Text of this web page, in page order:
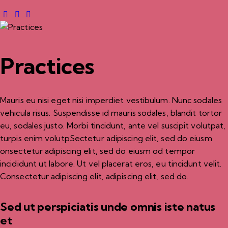
Practices
Mauris eu nisi eget nisi imperdiet vestibulum. Nunc sodales
vehicula risus. Suspendisse id mauris sodales, blandit tortor
eu, sodales justo. Morbi tincidunt, ante vel suscipit volutpat,
turpis enim volutpSectetur adipiscing elit, sed do eiusm
onsectetur adipiscing elit, sed do eiusm od tempor
incididunt ut labore. Ut vel placerat eros, eu tincidunt velit.
Consectetur adipiscing elit, adipiscing elit, sed do.
Sed ut perspiciatis unde omnis iste natus
et